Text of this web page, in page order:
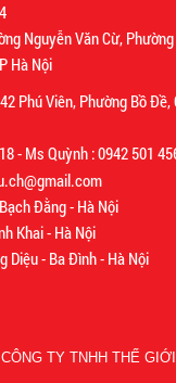
Nguyễn Văn Cừ,
Hà Nội
Viên, Phường Bồ Đề,
- Ms Quỳnh : 0942 501
Đằng - Hà Nội
Khai - Hà Nội
Diệu - Ba Đình - Hà Nội
CÔNG TY TNHH THẾ